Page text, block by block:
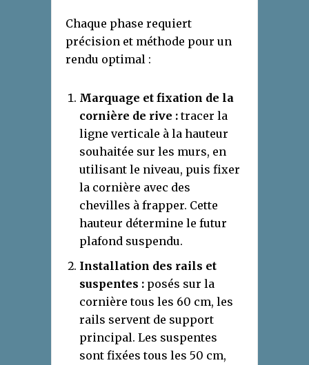
Chaque phase requiert
précision et méthode pour un
rendu optimal :
Marquage et fixation de la
cornière de rive :tracer la
ligne verticale à la hauteur
souhaitée sur les murs, en
utilisant le niveau, puis fixer
la cornière avec des
chevilles à frapper. Cette
hauteur détermine le futur
plafond suspendu.
Installation des rails et
suspentes : posés sur la
cornière tous les 60 cm, les
rails servent de support
principal. Les suspentes
sont fixées tous les 50 cm,